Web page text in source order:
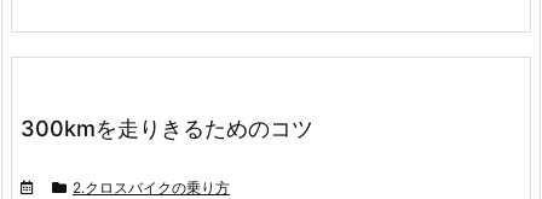
300kmを走りきるためのコツ
2.クロスバイクの乗り方